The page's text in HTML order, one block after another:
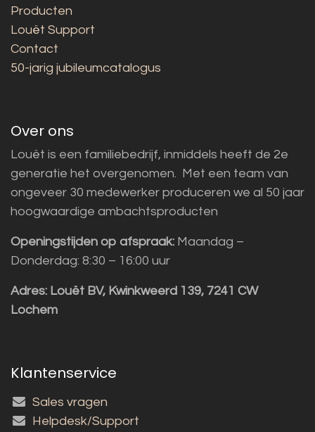
Producten
Louët Support
Contact
50-jarig jubileumcatalogus
Over ons
Louët is een familiebedrijf, inmiddels heeft de 2e
generatie het overgenomen. Met een team van
ongeveer 30 medewerker produceren we al 50 jaar
hoogwaardige ambachtsproducten
Openingstijden op afspraak: Maandag –
Donderdag: 8:30 – 16:00 uur
Adres: Louët BV, Kwinkweerd 139, 7241 CW
Lochem
Klantenservice
Sales vragen
Helpdesk/Support